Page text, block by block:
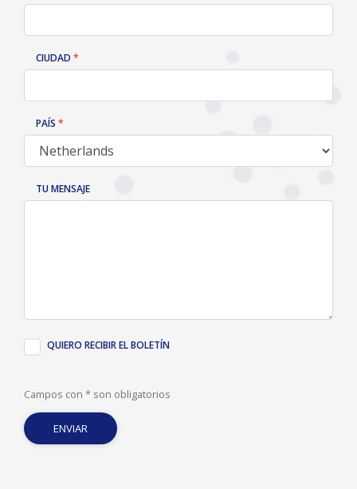
CIUDAD
PAÍS
TU MENSAJE
QUIERO RECIBIR EL BOLETÍN
Campos con * son obligatorios
ENVIAR